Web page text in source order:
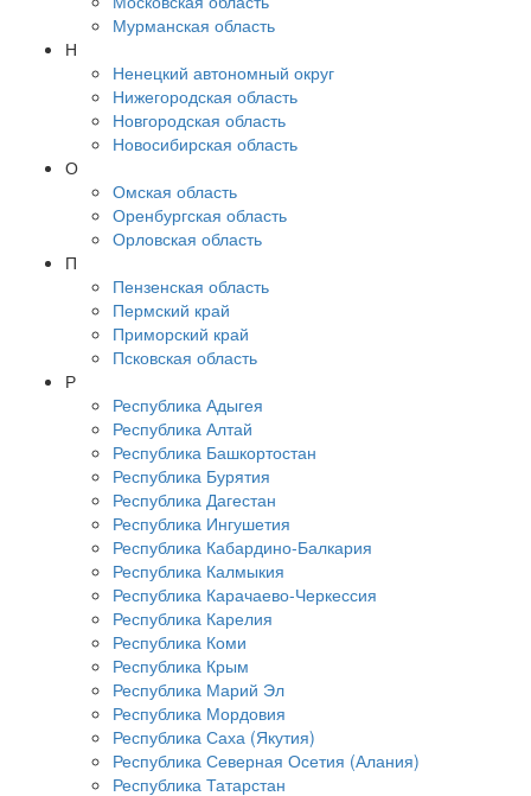
Мурманская область
Н
Ненецкий автономный округ
Нижегородская область
Новгородская область
Новосибирская область
О
Омская область
Оренбургская область
Орловская область
П
Пензенская область
Пермский край
Приморский край
Псковская область
Р
Республика Адыгея
Республика Алтай
Республика Башкортостан
Республика Бурятия
Республика Дагестан
Республика Ингушетия
Республика Кабардино-Балкария
Республика Калмыкия
Республика Карачаево-Черкессия
Республика Карелия
Республика Коми
Республика Крым
Республика Марий Эл
Республика Мордовия
Республика Саха (Якутия)
Республика Северная Осетия (Алания)
Республика Татарстан